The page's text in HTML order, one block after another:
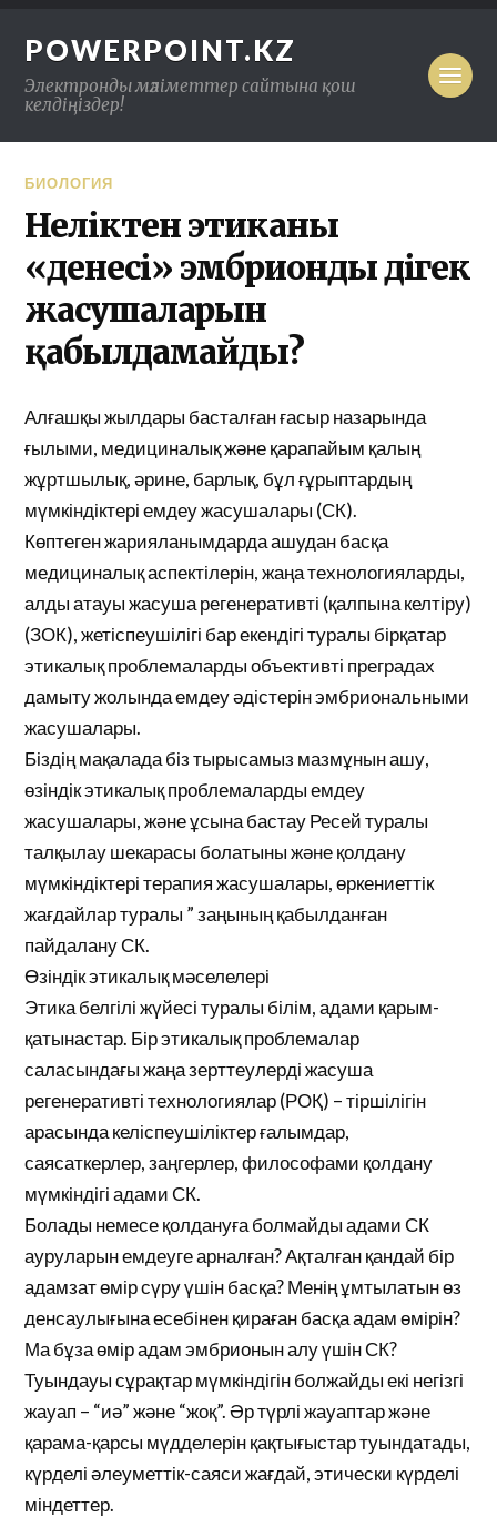
POWERPOINT.KZ
Электронды мәліметтер сайтына қош
келдіңіздер!
БИОЛОГИЯ
Неліктен этиканың
«денесі» эмбрионды діңгек
жасушаларын
қабылдамайды?
Алғашқы жылдары басталған ғасыр назарында
ғылыми, медициналық және қарапайым қалың
жұртшылық, әрине, барлық, бұл ғұрыптардың
мүмкіндіктері емдеу жасушалары (СК).
Көптеген жарияланымдарда ашудан басқа
медициналық аспектілерін, жаңа технологияларды,
алды атауы жасуша регенеративті (қалпына келтіру)
(ЗОК), жетіспеушілігі бар екендігі туралы бірқатар
этикалық проблемаларды объективті преградах
дамыту жолында емдеу әдістерін эмбриональными
жасушалары.
Біздің мақалада біз тырысамыз мазмұнын ашу,
өзіндік этикалық проблемаларды емдеу
жасушалары, және ұсына бастау Ресей туралы
талқылау шекарасы болатыны және қолдану
мүмкіндіктері терапия жасушалары, өркениеттік
жағдайлар туралы ” заңының қабылданған
пайдалану СК.
Өзіндік этикалық мәселелері
Этика белгілі жүйесі туралы білім, адами қарым-
қатынастар. Бір этикалық проблемалар
саласындағы жаңа зерттеулерді жасуша
регенеративті технологиялар (РОҚ) – тіршілігін
арасында келіспеушіліктер ғалымдар,
саясаткерлер, заңгерлер, философами қолдану
мүмкіндігі адами СК.
Болады немесе қолдануға болмайды адами СК
ауруларын емдеуге арналған? Ақталған қандай бір
адамзат өмір сүру үшін басқа? Менің ұмтылатын өз
денсаулығына есебінен қираған басқа адам өмірін?
Ма бұза өмір адам эмбрионын алу үшін СК?
Туындауы сұрақтар мүмкіндігін болжайды екі негізгі
жауап – “иә” және “жоқ”. Әр түрлі жауаптар және
қарама-қарсы мүдделерін қақтығыстар туындатады,
күрделі әлеуметтік-саяси жағдай, этически күрделі
міндеттер.